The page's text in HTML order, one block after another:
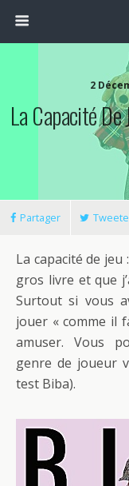
2
La Capacité De
Partager
La capacité de jeu
gros livre et que
Surtout si vous
jouer « comme il
amuser. Vous
genre de joueur
test Biba).